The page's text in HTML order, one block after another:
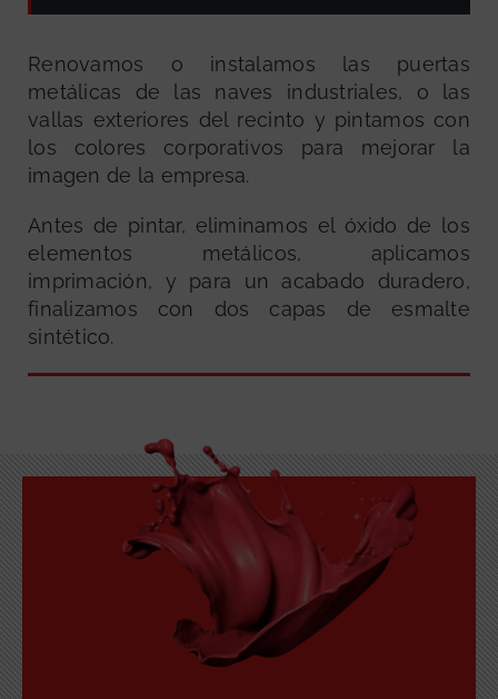
Renovamos o instalamos las puertas
metálicas de las naves industriales, o las
vallas exteriores del recinto y pintamos con
los colores corporativos para mejorar la
imagen de la empresa.
Antes de pintar, eliminamos el óxido de los
elementos metálicos, aplicamos
imprimación, y para un acabado duradero,
finalizamos con dos capas de esmalte
sintético.
GRATUITA